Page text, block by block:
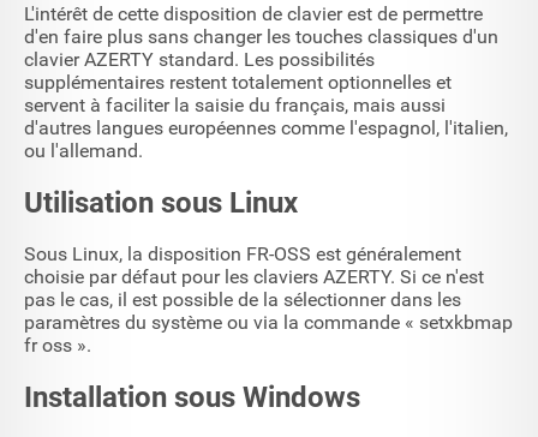
L'intérêt de cette disposition de clavier est de permettre
d'en faire plus sans changer les touches classiques d'un
clavier AZERTY standard. Les possibilités
supplémentaires restent totalement optionnelles et
servent à faciliter la saisie du français, mais aussi
d'autres langues européennes comme l'espagnol, l'italien,
ou l'allemand.
Utilisation sous Linux
Sous Linux, la disposition FR-OSS est généralement
choisie par défaut pour les claviers AZERTY. Si ce n'est
pas le cas, il est possible de la sélectionner dans les
paramètres du système ou via la commande « setxkbmap
fr oss ».
Installation sous Windows